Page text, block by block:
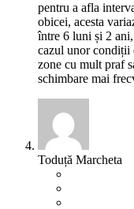
pentru a afla
obicei, acesta
între 6 luni și 2
cazul unor condiții
zone cu mult praf
schimbare mai
Toduță Marcheta